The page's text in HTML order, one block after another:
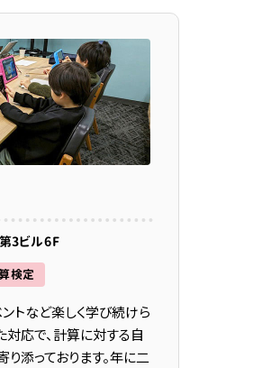
3ビル6F
検定
トなど楽しく学び続けら
対応で、計算に対する自
添っております。年に二